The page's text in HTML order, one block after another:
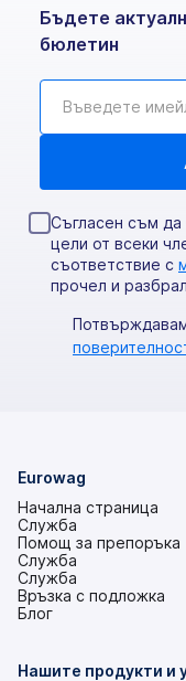
Бъдете
бюлетин
Съгласен съм да
цели от всеки
съответствие с
прочел и
Eurowag
Начална страница
Служба
Помощ за препоръка
Служба
Служба
Връзка с подложка
(това
нов
Блог
Нашите продукти и